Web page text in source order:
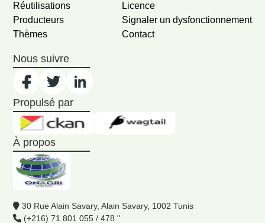
Réutilisations
Producteurs
Thèmes
Licence
Signaler un dysfonctionnement
Contact
Nous suivre
Propulsé par
À propos
30 Rue Alain Savary, Alain Savary, 1002 Tunis
(+216) 71 801 055 / 478 "